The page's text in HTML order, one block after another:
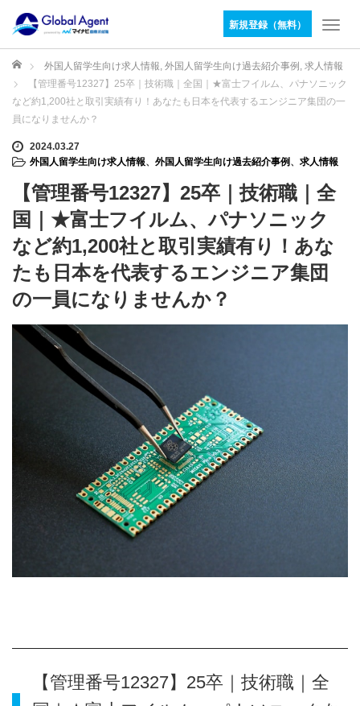
新規登録（無料）
T
g
v
g
i
ホーム 外国人留学生向け求人情報, 外国人留学生向け過去紹介事例 , 求人情報
【管理番号12327】25卒｜技術職｜全国｜★富士フイルム、パナソニック
など約1,200社と取引実績有り！あなたも日本を代表するエンジニア集団の一
員になりませんか？
2024.03.27
外国人留学生向け求人情報、 外国人留学生向け過去紹介事例 、 求人情報
【管理番号12327】25卒｜技術職｜全
国｜★富士フイルム、パナソニック
など約1,200社と取引実績有り！あな
たも日本を代表するエンジニア集団
の一員になりませんか？
【管理番号12327】25卒｜技術職｜全